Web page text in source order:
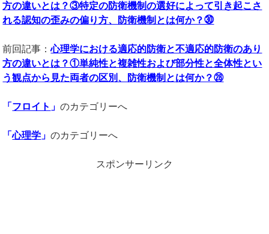
方の違いとは？③特定の防衛機制の選好によって引き起こさ
れる認知の歪みの偏り方、防衛機制とは何か？㉚
前回記事：心理学における適応的防衛と不適応的防衛のあり
方の違いとは？①単純性と複雑性および部分性と全体性とい
う観点から見た両者の区別、防衛機制とは何か？㉘
「 フロイト 」のカテゴリーへ
「心理学 」のカテゴリーへ
スポンサーリンク